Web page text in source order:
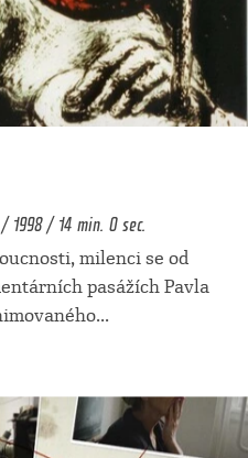
/ 14 min. 0 sec.
milenci se od
pasážích Pavla
...